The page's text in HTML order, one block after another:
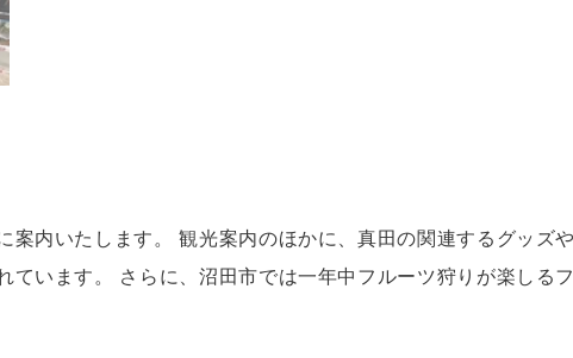
内いたします。 観光案内のほかに、真田の関連するグッズ
います。 さらに、沼田市では一年中フルーツ狩りが楽しる